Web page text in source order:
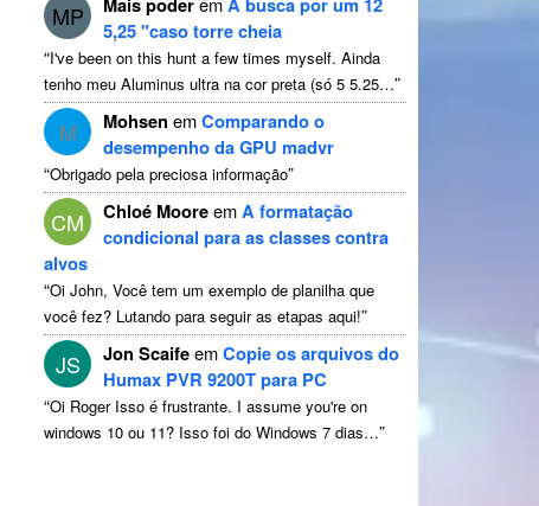
MP
5,25 "caso torre cheia
“I've been on this hunt a few times myself. Ainda
tenho meu Aluminus ultra na cor preta (só 5 5.25…”
M Mohsen emComparando o
desempenho da GPU madvr
“Obrigado pela preciosa informação”
CM Chloé MooreemA formatação
condicional para as classes contra
alvos
“Oi John, Você tem um exemplo de planilha que
você fez? Lutando para seguir as etapas aqui!”
JS Jon ScaifeemCopie os arquivos do
Humax PVR 9200T para PC
“Oi Roger Isso é frustrante. I assume you're on
windows 10 ou 11? Isso foi do Windows 7 dias…”